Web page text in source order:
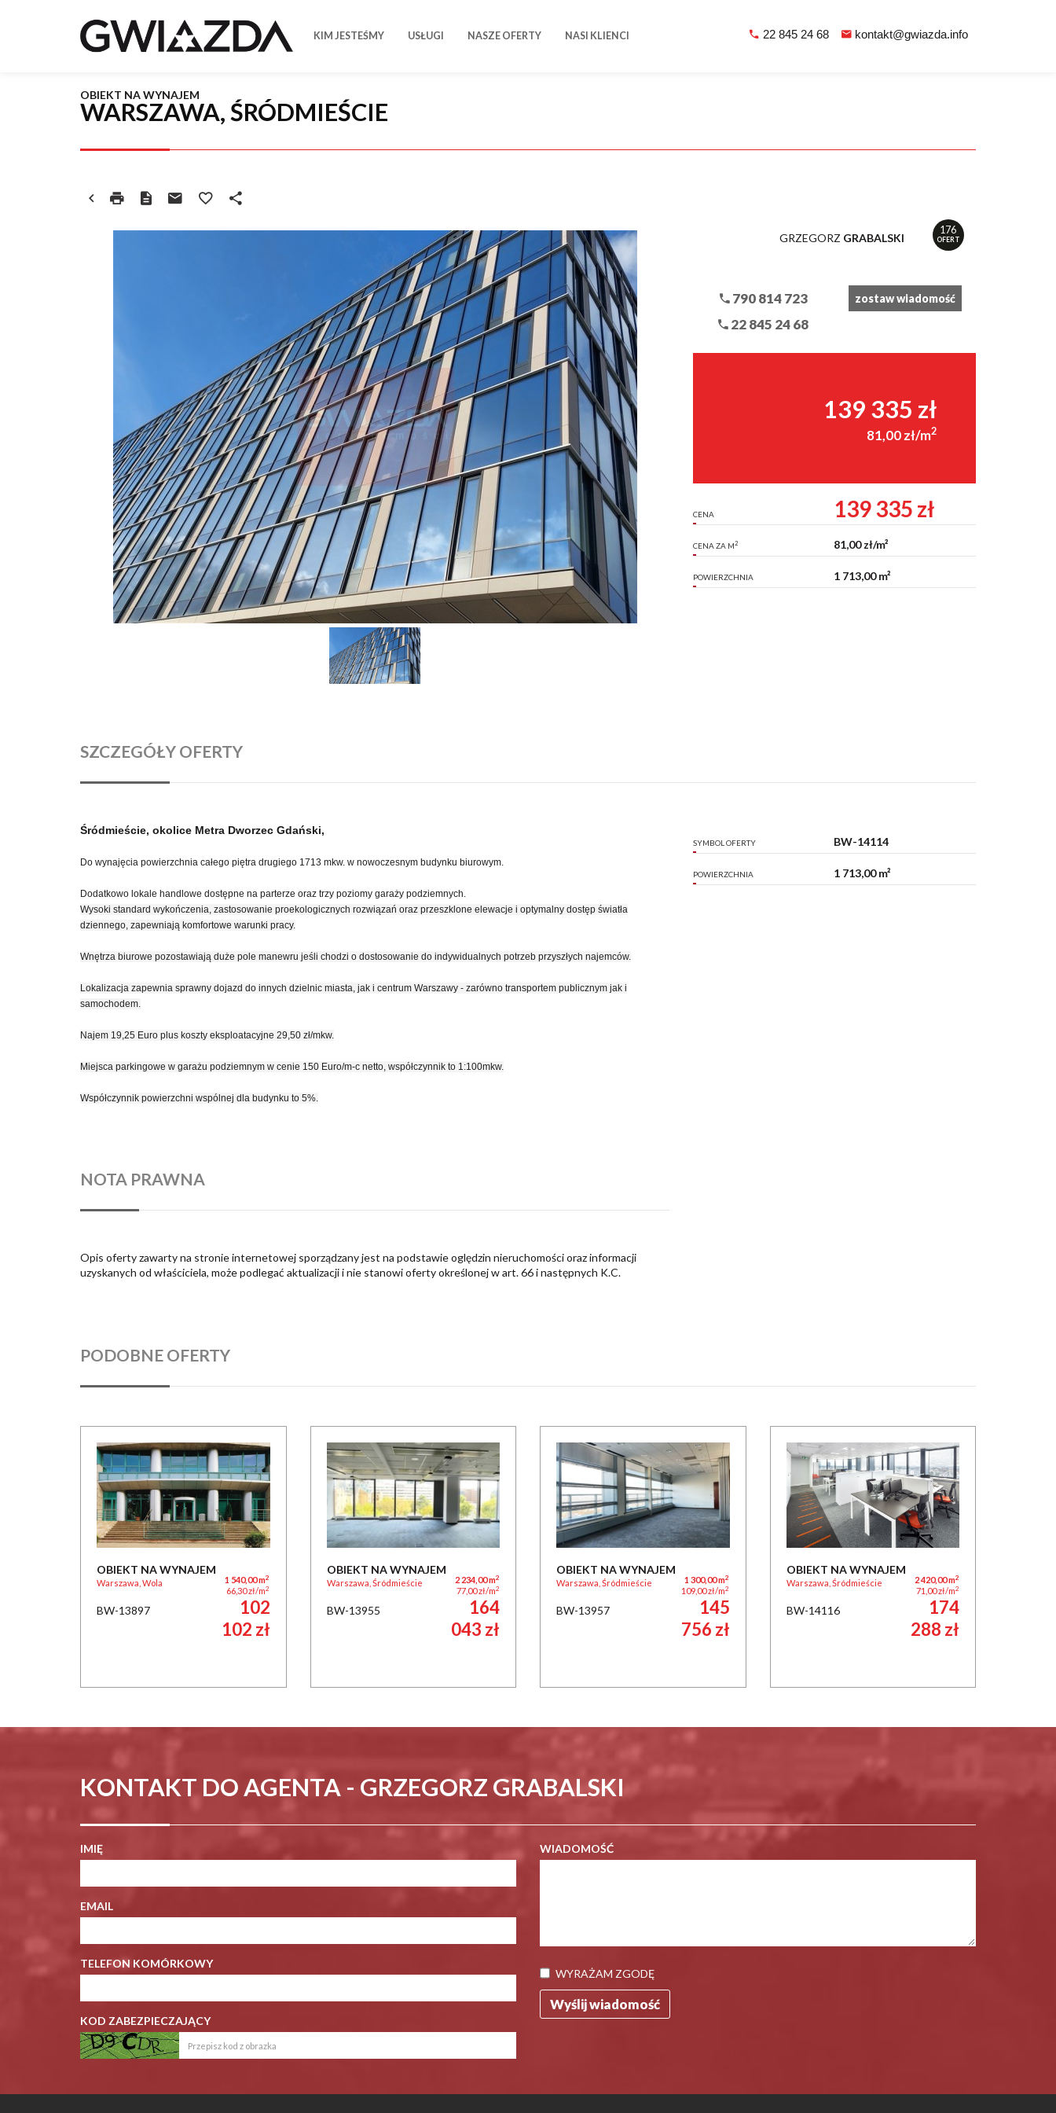
KIM JESTEŚMY USŁUGI NASZE OFERTY NASI KLIENCI 22 845 24 68 kontakt@gwiazda.info
WARSZAWA, ŚRÓDMIEŚCIE
OBIEKT NA WYNAJEM
176
OFERT
GRZEGORZ GRABALSKI
790 814 723
22 845 24 68
zostaw wiadomość
139 335 zł
81,00 zł/m2
CENA 139 335 zł
CENA ZA M2 81,00 zł/m²
POWIERZCHNIA 1 713,00 m²
SZCZEGÓŁY OFERTY
Śródmieście, okolice Metra Dworzec Gdański,
Do wynajęcia powierzchnia całego piętra drugiego 1713 mkw. w nowoczesnym budynku biurowym.
Dodatkowo lokale handlowe dostępne na parterze oraz trzy poziomy garaży podziemnych.
Wysoki standard wykończenia, zastosowanie proekologicznych rozwiązań oraz przeszklone elewacje i optymalny dostęp światła
dziennego, zapewniają komfortowe warunki pracy.
Wnętrza biurowe pozostawiają duże pole manewru jeśli chodzi o dostosowanie do indywidualnych potrzeb przyszłych najemców.
Lokalizacja zapewnia sprawny dojazd do innych dzielnic miasta, jak i centrum Warszawy - zarówno transportem publicznym jak i
samochodem.
Najem 19,25 Euro plus koszty eksploatacyjne 29,50 zł/mkw.
Miejsca parkingowe w garażu podziemnym w cenie 150 Euro/m-c netto, współczynnik to 1:100mkw.
Współczynnik powierzchni wspólnej dla budynku to 5%.
NOTA PRAWNA
Opis oferty zawarty na stronie internetowej sporządzany jest na podstawie oględzin nieruchomości oraz informacji
uzyskanych od właściciela, może podlegać aktualizacji i nie stanowi oferty określonej w art. 66 i następnych K.C.
SYMBOL OFERTY BW-14114
POWIERZCHNIA 1 713,00 m²
PODOBNE OFERTY
OBIEKT NA WYNAJEM
Warszawa, Wola 1 540,00 m2
66,30 zł/m2
BW-13897
102
102 zł
OBIEKT NA WYNAJEM
Warszawa, Śródmieście 2 234,00 m2
77,00 zł/m2
BW-13955
164
043 zł
OBIEKT NA WYNAJEM
Warszawa, Śródmieście 1 300,00 m2
109,00 zł/m2
BW-13957
145
756 zł
OBIEKT NA WYNAJEM
Warszawa, Śródmieście 2 420,00 m2
71,00 zł/m2
BW-14116
174
288 zł
KONTAKT DO AGENTA - GRZEGORZ GRABALSKI
IMIĘ
EMAIL
TELEFON KOMÓRKOWY
KOD ZABEZPIECZAJĄCY
WIADOMOŚĆ
WYRAŻAM ZGODĘ